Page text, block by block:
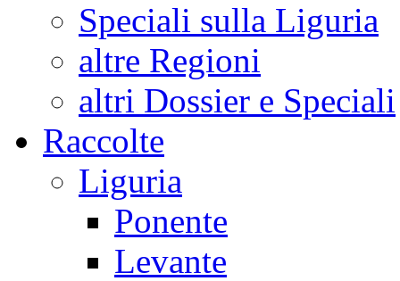
Speciali sulla Liguria
altre Regioni
altri Dossier e Speciali
Raccolte
Liguria
Ponente
Levante